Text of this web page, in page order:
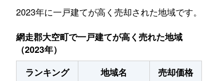
2023年に一戸建てが高く売却された地域です。
網走郡大空町で一戸建てが高く売れた地域
（2023年）
ランキング
地域名
売却価格